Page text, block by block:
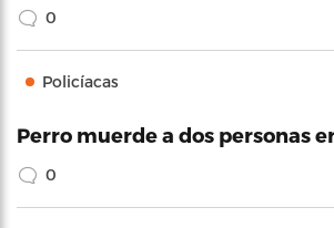
0
Policíacas
Perro muerde a dos personas
0